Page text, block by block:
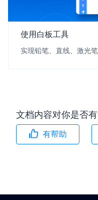
使用白板工具
实现铅笔、直线、激光
文档内容对你是否有
有帮助